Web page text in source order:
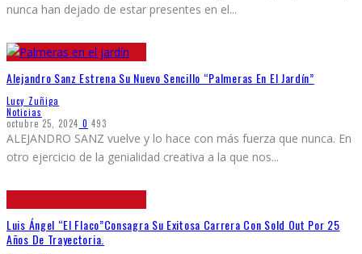
nunca han dejado de estar presentes en el...
Alejandro Sanz Estrena Su Nuevo Sencillo “Palmeras En El Jardín”
Lucy Zuñiga
Noticias
octubre 25, 2024 0 493
ALEJANDRO SANZ vuelve y lo hace con más fuerza que nunca. En
otro ejercicio de la genialidad creativa a la que nos...
Luis Ángel “El Flaco”Consagra Su Exitosa Carrera Con Sold Out Por 25
Años De Trayectoria.